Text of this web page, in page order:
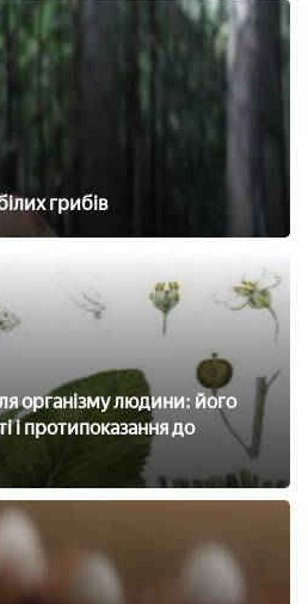
грибів
організму людини: його
і протипоказання до